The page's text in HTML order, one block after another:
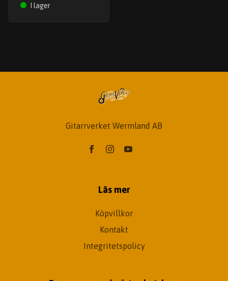
I lager
Gitarrverket Wermland AB
Läs mer
Köpvillkor
Kontakt
Integritetspolicy